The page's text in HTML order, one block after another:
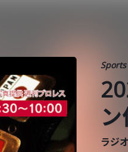
Sports
ラジ